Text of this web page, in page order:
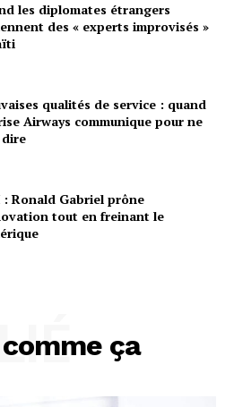
les diplomates étrangers
des « experts improvisés »
qualités de service : quand
Airways communique pour ne
: Ronald Gabriel prône
tout en freinant le
ça
LIÉ